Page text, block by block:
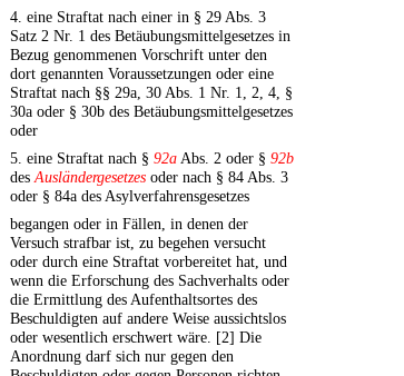
4. eine Straftat nach einer in § 29 Abs. 3
Satz 2 Nr. 1 des Betäubungsmittelgesetzes in
Bezug genommenen Vorschrift unter den
dort genannten Voraussetzungen oder eine
Straftat nach §§ 29a, 30 Abs. 1 Nr. 1, 2, 4, §
30a oder § 30b des Betäubungsmittelgesetzes
oder
5. eine Straftat nach § 92aAbs. 2 oder § 92b
desAusländergesetzes oder nach § 84 Abs. 3
oder § 84a des Asylverfahrensgesetzes
begangen oder in Fällen, in denen der
Versuch strafbar ist, zu begehen versucht
oder durch eine Straftat vorbereitet hat, und
wenn die Erforschung des Sachverhalts oder
die Ermittlung des Aufenthaltsortes des
Beschuldigten auf andere Weise aussichtslos
oder wesentlich erschwert wäre. [2] Die
Anordnung darf sich nur gegen den